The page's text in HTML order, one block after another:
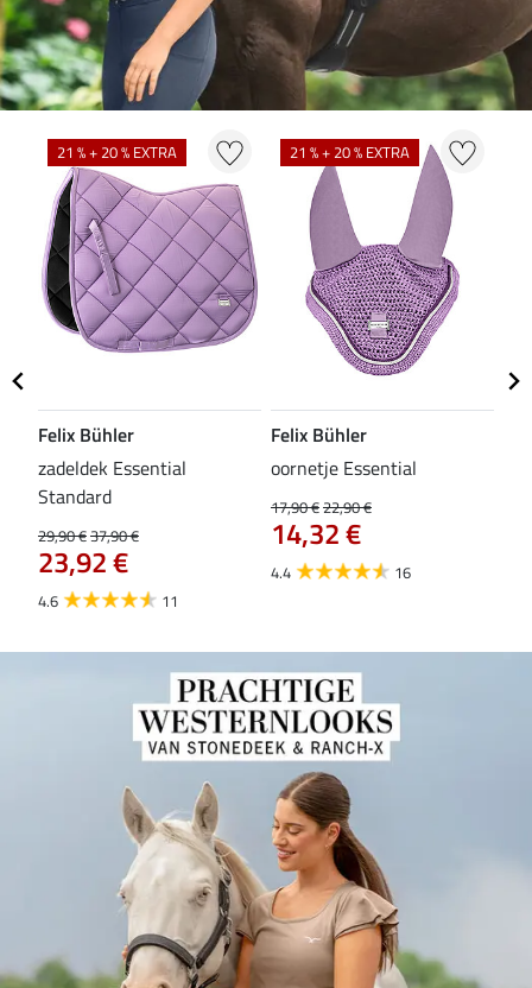
21 % + 20 % EXTRA
Felix Bühler
zadeldek Essential
Standard
29,90 €37,90 €
23,92 €
4.6 11
21 % + 20 % EXTRA
Felix Bühler
oornetje Essential
17,90 €22,90 €
14,32 €
4.4 16